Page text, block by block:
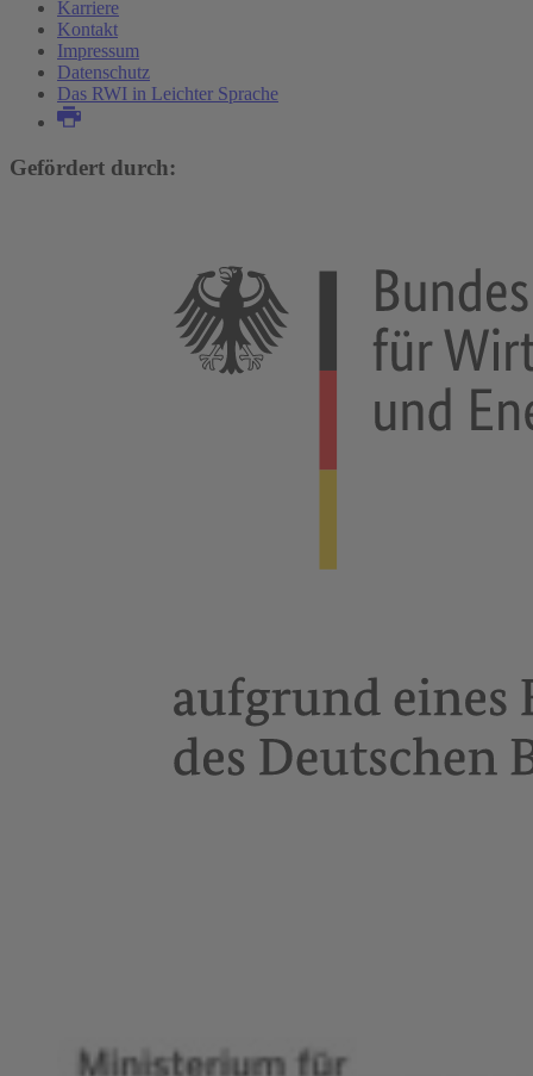
Karriere
Kontakt
Impressum
Datenschutz
Das RWI in Leichter Sprache
Gefördert durch: